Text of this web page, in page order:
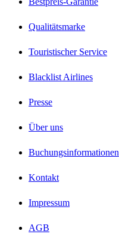
Qualitätsmarke
Touristischer Service
Blacklist Airlines
Presse
Über uns
Buchungsinformationen
Kontakt
Impressum
AGB